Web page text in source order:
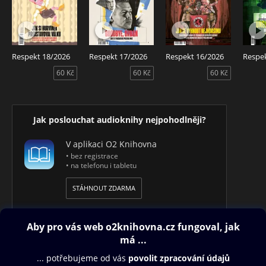
Návod k aktivaci přístupu najdete zde
http://audioteka.cz/respekt.
Respekt 4/2019 – Audiotéka ve spolupráci s českým
Jakub Hejdánek.
Respekt 18/2026
60 Kč
Respekt 17/2026
60 Kč
Respekt 16/2026
60 Kč
Jak poslouchat audioknihy nejpohodlněji?
V aplikaci O2 Knihovna
• bez registrace
• na telefonu i tabletu
STÁHNOUT ZDARMA
Obsah ke stažení